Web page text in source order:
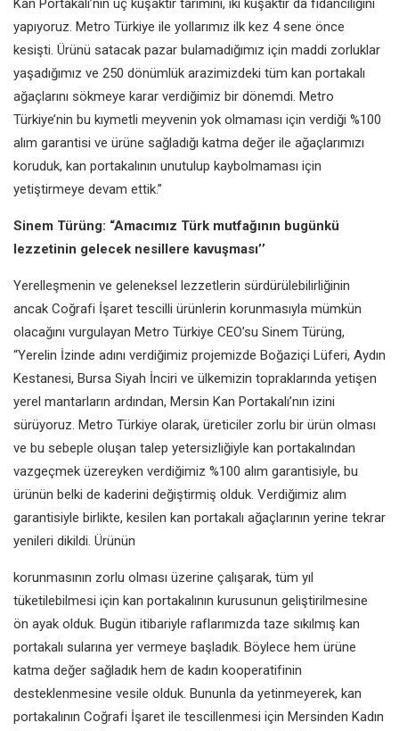
Kan Portakalı’nın üç kuşaktır tarımını, iki kuşaktır da fidancılığını
yapıyoruz. Metro Türkiye ile yollarımız ilk kez 4 sene önce
kesişti. Ürünü satacak pazar bulamadığımız için maddi zorluklar
yaşadığımız ve 250 dönümlük arazimizdeki tüm kan portakalı
ağaçlarını sökmeye karar verdiğimiz bir dönemdi. Metro
Türkiye’nin bu kıymetli meyvenin yok olmaması için verdiği %100
alım garantisi ve ürüne sağladığı katma değer ile ağaçlarımızı
koruduk, kan portakalının unutulup kaybolmaması için
yetiştirmeye devam ettik.”
Sinem Türüng: “Amacımız Türk mutfağının bugünkü
lezzetinin gelecek nesillere kavuşması’’
Yerelleşmenin ve geleneksel lezzetlerin sürdürülebilirliğinin
ancak Coğrafi İşaret tescilli ürünlerin korunmasıyla mümkün
olacağını vurgulayan Metro Türkiye CEO’su Sinem Türüng,
“Yerelin İzinde adını verdiğimiz projemizde Boğaziçi Lüferi, Aydın
Kestanesi, Bursa Siyah İnciri ve ülkemizin topraklarında yetişen
yerel mantarların ardından, Mersin Kan Portakalı’nın izini
sürüyoruz. Metro Türkiye olarak, üreticiler zorlu bir ürün olması
ve bu sebeple oluşan talep yetersizliğiyle kan portakalından
vazgeçmek üzereyken verdiğimiz %100 alım garantisiyle, bu
ürünün belki de kaderini değiştirmiş olduk. Verdiğimiz alım
garantisiyle birlikte, kesilen kan portakalı ağaçlarının yerine tekrar
yenileri dikildi. Ürünün
korunmasının zorlu olması üzerine çalışarak, tüm yıl
tüketilebilmesi için kan portakalının kurusunun geliştirilmesine
ön ayak olduk. Bugün itibariyle raflarımızda taze sıkılmış kan
portakalı sularına yer vermeye başladık. Böylece hem ürüne
katma değer sağladık hem de kadın kooperatifinin
desteklenmesine vesile olduk. Bununla da yetinmeyerek, kan
portakalının Coğrafi İşaret ile tescillenmesi için Mersinden Kadın